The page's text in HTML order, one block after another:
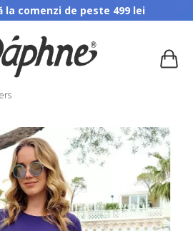
comenzi de peste 499 lei